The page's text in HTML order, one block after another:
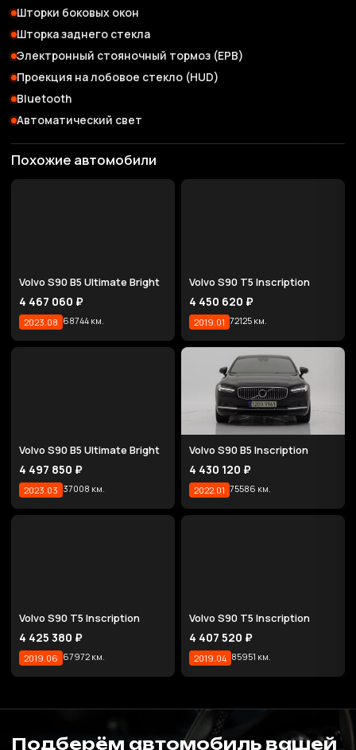
Шторки боковых окон
Шторка заднего стекла
Электронный стояночный тормоз (EPB)
Проекция на лобовое стекло (HUD)
Bluetooth
Автоматический свет
Похожие автомобили
Volvo S90 B5 Ultimate Bright
4 467 060 ₽
2023.08 68744 км.
Volvo S90 T5 Inscription
4 450 620 ₽
2019.01 72125 км.
Volvo S90 B5 Ultimate Bright
4 497 850 ₽
2023.03 37008 км.
Volvo S90 B5 Inscription
4 430 120 ₽
2022.01 75586 км.
Volvo S90 T5 Inscription
4 425 380 ₽
2019.06 67972 км.
Volvo S90 T5 Inscription
4 407 520 ₽
2019.04 85951 км.
Подберём автомобиль вашей